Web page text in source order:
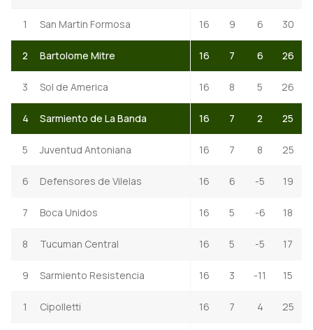
1 San Martin Formosa 16 9 6 30
2 Bartolome Mitre 16 7 6 26
3 Sol de America 16 8 5 26
4 Sarmiento de La Banda 16 7 2 25
5 Juventud Antoniana 16 7 8 25
6 Defensores de Vilelas 16 6 -5 19
7 Boca Unidos 16 5 -6 18
8 Tucuman Central 16 5 -5 17
9 Sarmiento Resistencia 16 3 -11 15
1 Cipolletti 16 7 4 25